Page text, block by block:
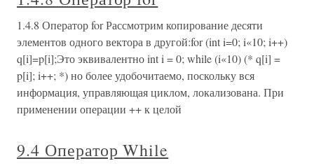
1.4.8 Оператор for Рассмотрим копирование десяти
элементов одного вектора в другой:for (int i=0; i«10; i++)
q[i]=p[i];Это эквивалентно int i = 0; while (i«10) (* q[i] =
p[i]; i++; *) но более удобочитаемо, поскольку вся
информация, управляющая циклом, локализована. При
применении операции ++ к целой
9.4 Оператор While